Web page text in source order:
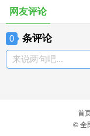
网友评论
0 条评论
来说两句吧...
首
© 全